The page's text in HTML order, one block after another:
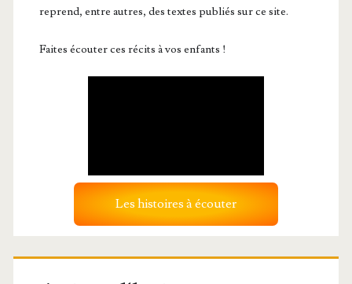
reprend, entre autres, des textes publiés sur ce site.
Faites écouter ces récits à vos enfants !
Les histoires à écouter